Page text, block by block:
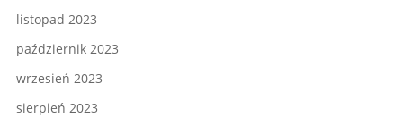
listopad 2023
październik 2023
wrzesień 2023
sierpień 2023